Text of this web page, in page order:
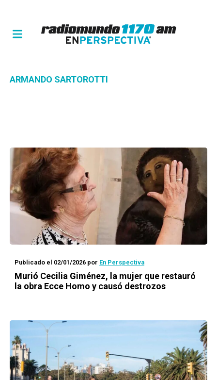
ARMANDO SARTOROTTI
Publicado el 02/01/2026 por En Perspectiva
Murió Cecilia Giménez, la mujer que restauró
la obra Ecce Homo y causó destrozos